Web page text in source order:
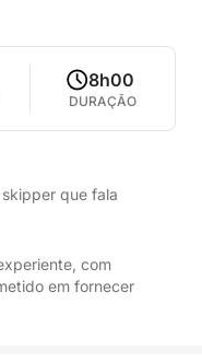
8h00
DURAÇÃO
que fala
com
em fornecer